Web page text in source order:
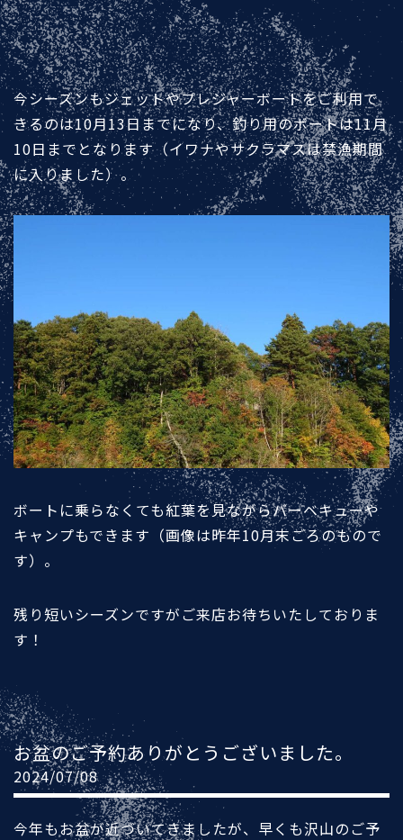
今シーズンもジェットやプレジャーボートをご利用で
きるのは10月13日までになり、釣り用のボートは11月
10日までとなります（イワナやサクラマスは禁漁期間
に入りました）。
ボートに乗らなくても紅葉を見ながらバーベキューや
キャンプもできます（画像は昨年10月末ごろのもので
す）。
残り短いシーズンですがご来店お待ちいたしておりま
す！
お盆のご予約ありがとうございました。
2024/07/08
今年もお盆が近づいてきましたが、早くも沢山のご予